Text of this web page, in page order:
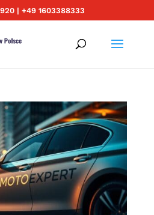
| +49 1603388333